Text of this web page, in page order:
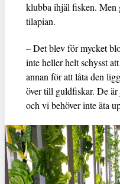
klubba ihjäl fisken. Men
tilapian.
– Det blev för mycket
inte heller helt schysst
annan för att låta den
över till guldfiskar. De
och vi behöver inte äta